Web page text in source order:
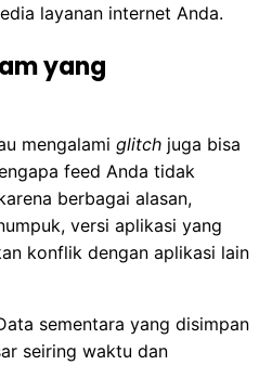
layanan internet Anda.
yang
mengalami glitch juga bisa
feed Anda tidak
berbagai alasan,
versi aplikasi yang
konflik dengan aplikasi lain
sementara yang disimpan
seiring waktu dan